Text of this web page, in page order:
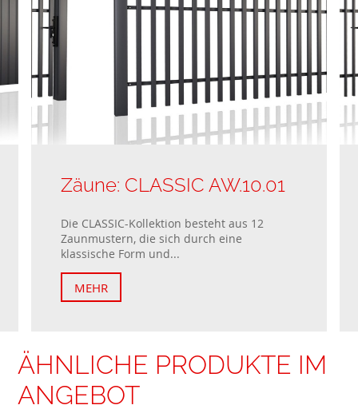
Zäune: CLASSIC AW.10.01
Die CLASSIC-Kollektion besteht aus 12
Zaunmustern, die sich durch eine
klassische Form und...
MEHR
ÄHNLICHE PRODUKTE IM
ANGEBOT